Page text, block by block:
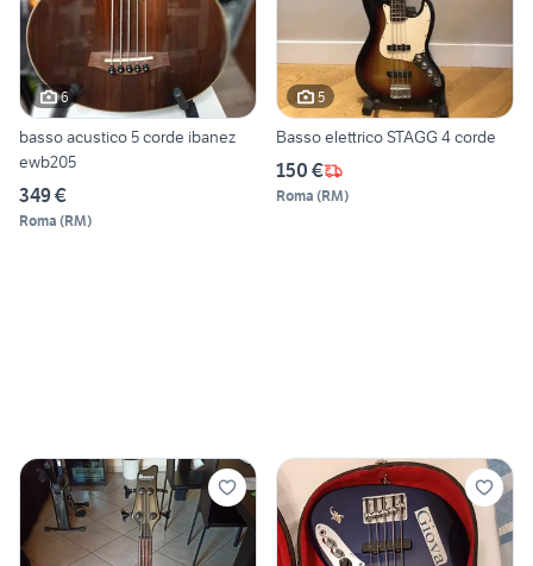
6
basso acustico 5 corde ibanez
ewb205
349 €
Roma (RM)
5
Basso elettrico STAGG 4 corde
150 €
Roma (RM)